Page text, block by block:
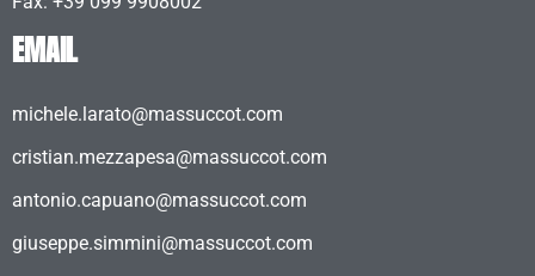
EMAIL
michele.larato@massuccot.com
cristian.mezzapesa@massuccot.com
antonio.capuano@massuccot.com
giuseppe.simmini@massuccot.com